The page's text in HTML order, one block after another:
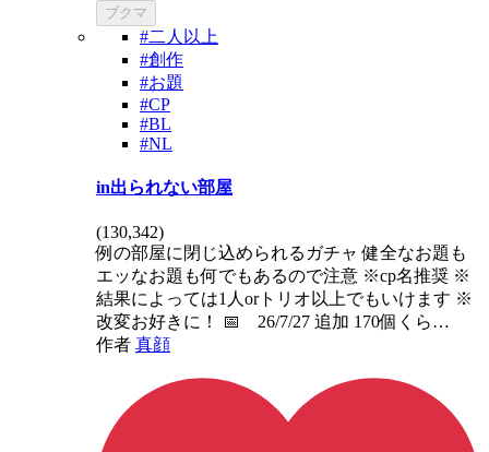
ブクマ
#二人以上
#創作
#お題
#CP
#BL
#NL
in出られない部屋
(130,342)
例の部屋に閉じ込められるガチャ 健全なお題も
エッなお題も何でもあるので注意 ※cp名推奨 ※
結果によっては1人orトリオ以上でもいけます ※
改変お好きに！ 📅 26/7/27 追加 170個くら…
作者 真顔